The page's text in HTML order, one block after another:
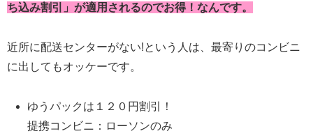
ち込み割引」が適用されるのでお得！なんです。
近所に配送センターがない!という人は、最寄りのコンビニ
に出してもオッケーです。
ゆうパックは１２０円割引！
提携コンビニ：ローソンのみ